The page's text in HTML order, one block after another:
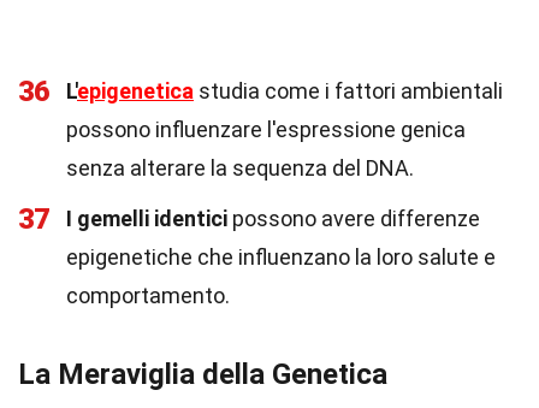
36 L'epigenetica studia come i fattori ambientali
possono influenzare l'espressione genica
senza alterare la sequenza del DNA.
37 I gemelli identici possono avere differenze
epigenetiche che influenzano la loro salute e
comportamento.
La Meraviglia della Genetica